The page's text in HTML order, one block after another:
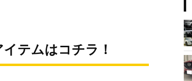
テムはコチラ！